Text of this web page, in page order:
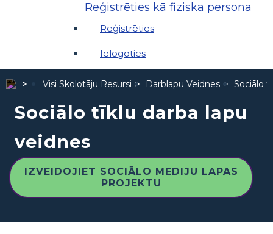
Reģistrēties kā fiziska persona
Reģistrēties
Ielogoties
Visi Skolotāju Resursi Darblapu Veidnes Sociālo
Sociālo tīklu darba lapu
veidnes
IZVEIDOJIET SOCIĀLO MEDIJU LAPAS
PROJEKTU